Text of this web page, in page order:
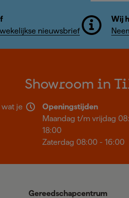
nieuwsbrief
Wij
je
Showroom in
Openingstijden
Maandag t/m vrijdag
18:00
Zaterdag 08:00 - 16:00
Gereedschapcentrum